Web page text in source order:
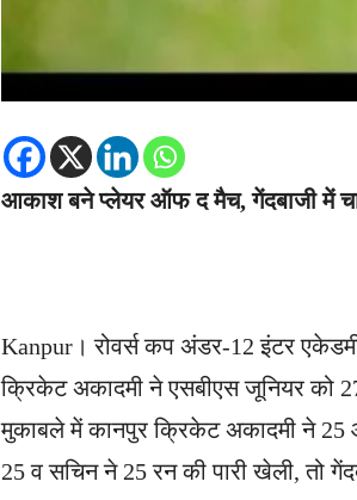
आकाश बने प्लेयर ऑफ द मैच, गेंदबाजी में
Kanpur। रोवर्स कप अंडर-12 इंटर
क्रिकेट अकादमी ने एसबीएस जूनियर को
मुकाबले में कानपुर क्रिकेट अकादमी ने 25
25 व सचिन ने 25 रन की पारी खेली, तो